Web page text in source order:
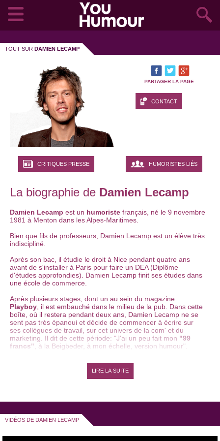
TOUT SUR DAMIEN LECAMP
PARTAGER LA PAGE
CONTACT
CRITIQUES PRESSE HUMORISTES LIÉS
La biographie de Damien Lecamp
Damien Lecamp est un humoriste français, né le 9 novembre
1981 à Menton dans les Alpes-Maritimes.
Bien que fils de professeurs, Damien Lecamp est un élève très
indiscipliné.
Après son bac, il étudie le droit à Nice pendant quatre ans
avant de s'installer à Paris pour faire un DEA (Diplôme
d'études approfondies). Damien Lecamp finit ses études dans
une école de commerce.
Après plusieurs stages, dont un au sein du magazine
Playboy , il est embauché dans le milieu de la pub. Dans cette
boîte, où il restera pendant deux ans, Damien Lecamp ne se
sent pas très épanoui et décide de commencer à écrire sur
ses collègues de travail, sur cet univers de la com' et du
marketing. Il dit de cette période: "J'ai un peu fait mon "99
francs" , à la Beigbeder, à mon échelle, version humour".
Il écrit donc un sketch sur les déboires en open space et se
produit pour la première fois sur une scène ouverte, celle du
à Paris. Damien Lecamp commence
entreprise.
Lorsqu'il est renvoyé de son travail en 2009 parcequ'on lui
reproche d'être "trop artiste", pour lui, c'est le début d'une
LIRE LA SUITE
VIDÉOS DE DAMIEN LECAMP